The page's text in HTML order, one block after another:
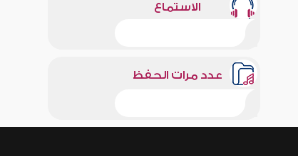
الاستماع
عدد مرات الحفظ